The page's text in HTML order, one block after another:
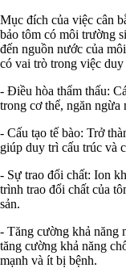
Mục đích của việc cân
bảo tôm có môi trường
đến nguồn nước của
có vai trò trong việc
- Điều hòa thẩm thấu:
trong cơ thể, ngăn ngừa
- Cấu tạo tế bào: Trở
giúp duy trì cấu trúc và
- Sự trao đổi chất: Ion
trình trao đổi chất của
sản.
- Tăng cường khả năng
tăng cường khả năng
mạnh và ít bị bệnh.